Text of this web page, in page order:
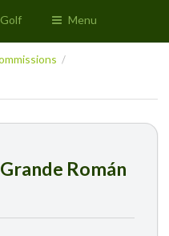
Menu
/
Román